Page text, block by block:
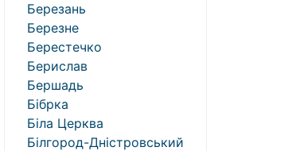
Березань
Березне
Берестечко
Берислав
Бершадь
Бібрка
Біла Церква
Білгород-Дністровський